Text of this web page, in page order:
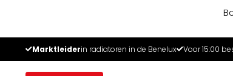
Marktleiderin radiatoren in de Benelux Voor 15:00